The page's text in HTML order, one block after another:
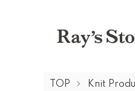
TOP Knit